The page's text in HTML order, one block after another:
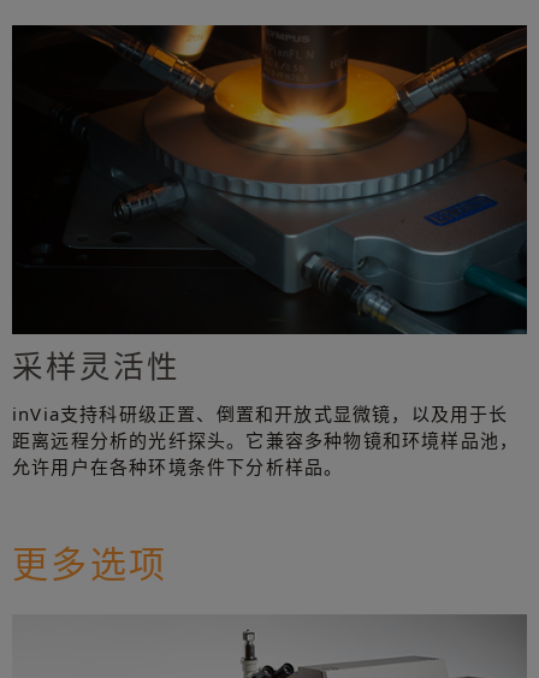
采样灵活性
inVia支持科研级正置、倒置和开放式显微镜，以及用于长
距离远程分析的光纤探头。它兼容多种物镜和环境样品池，
允许用户在各种环境条件下分析样品。
更多选项